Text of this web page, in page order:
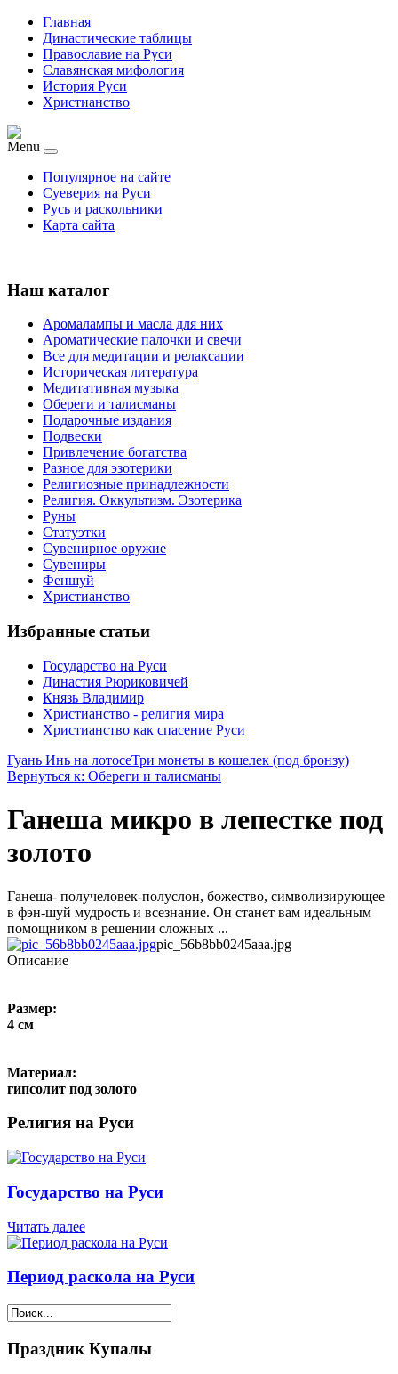
Главная
Династические таблицы
Православие на Руси
Славянская мифология
История Руси
Христианство
Menu
Популярное на сайте
Суеверия на Руси
Русь и раскольники
Карта сайта
Наш каталог
Аромалампы и масла для них
Ароматические палочки и свечи
Все для медитации и релаксации
Историческая литература
Медитативная музыка
Обереги и талисманы
Подарочные издания
Подвески
Привлечение богатства
Разное для эзотерики
Религиозные принадлежности
Религия. Оккультизм. Эзотерика
Руны
Статуэтки
Сувенирное оружие
Сувениры
Феншуй
Христианство
Избранные статьи
Государство на Руси
Династия Рюриковичей
Князь Владимир
Христианство - религия мира
Христианство как спасение Руси
Гуань Инь на лотосеТри монеты в кошелек (под бронзу)
Вернуться к: Обереги и талисманы
Ганеша микро в лепестке под
золото
Ганеша- получеловек-полуслон, божество, символизирующее
в фэн-шуй мудрость и всезнание. Он станет вам идеальным
помощником в решении сложных ...
pic_56b8bb0245aaa.jpg
Описание
Размер:
4 см
Материал:
гипсолит под золото
Религия на Руси
Государство на Руси
Читать далее
Период раскола на Руси
Праздник Купалы